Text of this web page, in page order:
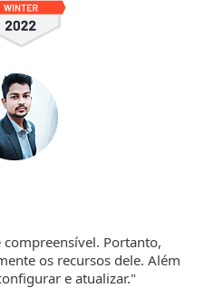
compreensível. Portanto,
os recursos dele. Além
e atualizar."